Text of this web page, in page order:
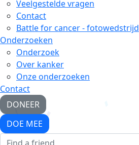
Veelgestelde vragen
Contact
Battle for cancer - fotowedstrijd
Onderzoeken
Onderzoek
Over kanker
Onze onderzoeken
Contact
DONEER
DOE MEE